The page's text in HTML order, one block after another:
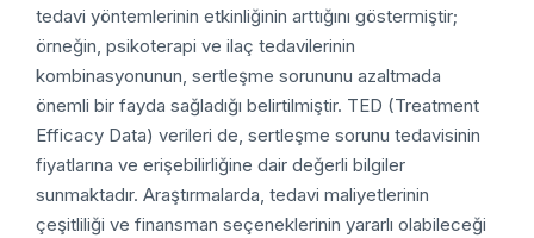
tedavi yöntemlerinin etkinliğinin arttığını göstermiştir;
örneğin, psikoterapi ve ilaç tedavilerinin
kombinasyonunun, sertleşme sorununu azaltmada
önemli bir fayda sağladığı belirtilmiştir. TED (Treatment
Efficacy Data) verileri de, sertleşme sorunu tedavisinin
fiyatlarına ve erişebilirliğine dair değerli bilgiler
sunmaktadır. Araştırmalarda, tedavi maliyetlerinin
çeşitliliği ve finansman seçeneklerinin yararlı olabileceği